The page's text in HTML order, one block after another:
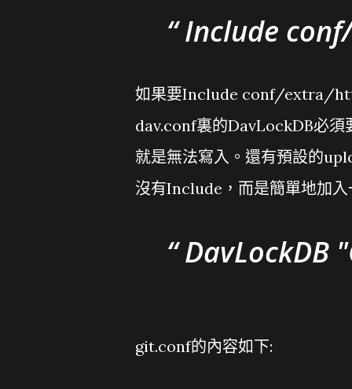
Include
如果要Include conf/extra/
dav.conf裏的DavLockDB必須
就是無法寫入。還有預設的
沒有Include，而是簡單地加入
DavLockDB
git.conf的內容如下: